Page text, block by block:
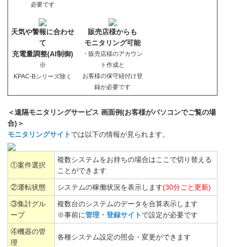
必要です
天気や警報に合わせ
て
充電量調整(AI制御)
※
KPAC-Bシリーズ除く
販売店様からも
モニタリング可能
・販売店様のアカウン
ト作成と
お客様の保守紐付け登
録が必要です
＜遠隔モニタリングサービス 画面例(お客様がパソコンでご覧の場
合)＞
モニタリングサイトでは以下の情報が見られます。
①案件選択
複数システムをお持ちの場合はここで切り替える
ことができます
②運転状態 システムの稼働状況を表示します(30分ごと更新)
③集計グル
ープ
複数台のシステムのデータを合算表示します
※事前に管理・登録サイトで設定が必要です
④機器の管
理
各種システム設定の照会・変更ができます